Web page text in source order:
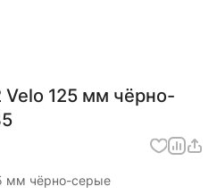
125 мм чёрно-
мм чёрно-серые